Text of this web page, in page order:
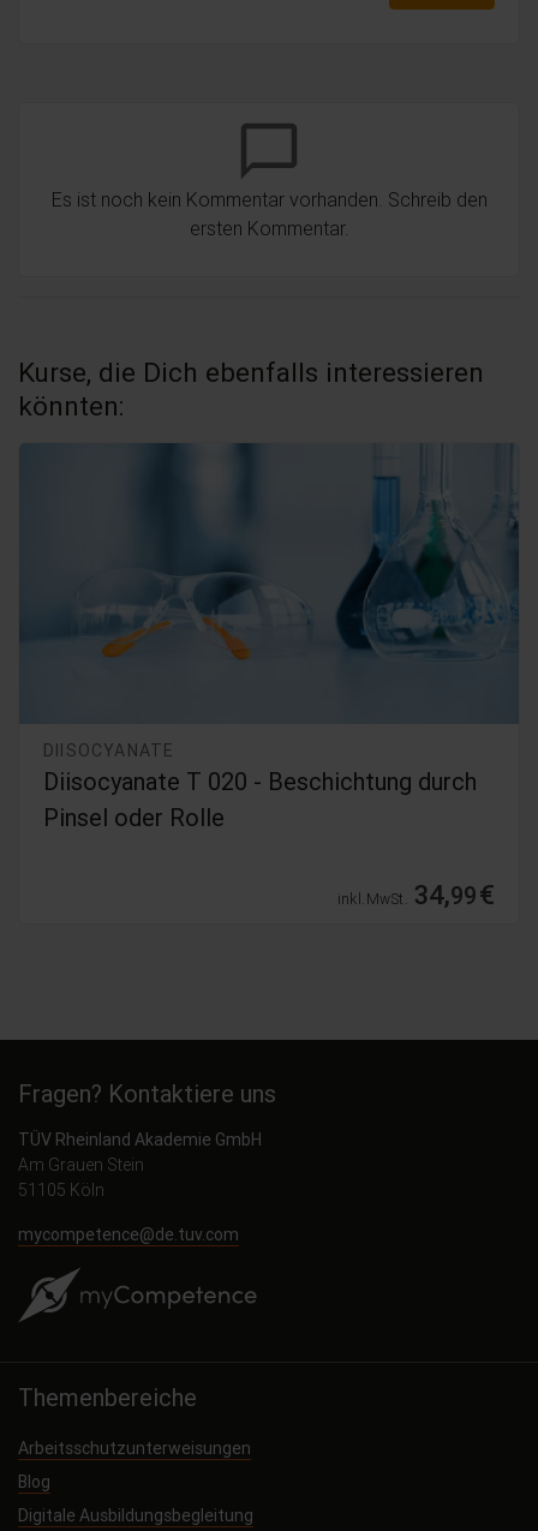
chat_bubble_outline
Es ist noch kein Kommentar vorhanden. Schreib den
ersten Kommentar.
Kurse, die Dich ebenfalls interessieren
könnten:
DIISOCYANATE
Diisocyanate T 020 - Beschichtung durch
Pinsel oder Rolle
inkl. MwSt. 34,99€
Fragen? Kontaktiere uns
TÜV Rheinland Akademie GmbH
Am Grauen Stein
51105 Köln
mycompetence@de.tuv.com
Themenbereiche
Arbeitsschutzunterweisungen
Blog
Digitale Ausbildungsbegleitung